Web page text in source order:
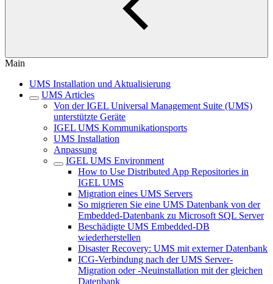
Main
UMS Installation und Aktualisierung
UMS Articles
Von der IGEL Universal Management Suite (UMS)
unterstützte Geräte
IGEL UMS Kommunikationsports
UMS Installation
Anpassung
IGEL UMS Environment
How to Use Distributed App Repositories in
IGEL UMS
Migration eines UMS Servers
So migrieren Sie eine UMS Datenbank von der
Embedded-Datenbank zu Microsoft SQL Server
Beschädigte UMS Embedded-DB
wiederherstellen
Disaster Recovery: UMS mit externer Datenbank
ICG-Verbindung nach der UMS Server-
Migration oder -Neuinstallation mit der gleichen
Datenbank